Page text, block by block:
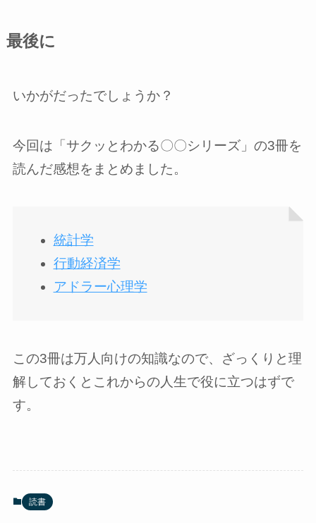
最後に
いかがだったでしょうか？
今回は「サクッとわかる〇〇シリーズ」の3冊を
読んだ感想をまとめました。
統計学
行動経済学
アドラー心理学
この3冊は万人向けの知識なので、ざっくりと理
解しておくとこれからの人生で役に立つはずで
す。
読書